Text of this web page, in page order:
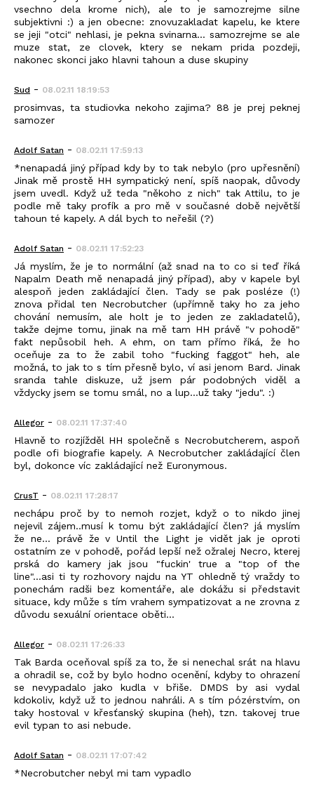
vsechno dela krome nich), ale to je samozrejme silne
subjektivni :) a jen obecne: znovuzakladat kapelu, ke ktere
se jeji "otci" nehlasi, je pekna svinarna... samozrejme se ale
muze stat, ze clovek, ktery se nekam prida pozdeji,
nakonec skonci jako hlavni tahoun a duse skupiny
Sud - 08.02.11 18:19:53
prosimvas, ta studiovka nekoho zajima? 88 je prej peknej
samozer
Adolf Satan - 08.02.11 17:59:13
*nenapadá jiný případ kdy by to tak nebylo (pro upřesnění)
Jinak mě prostě HH sympatický není, spíš naopak, důvody
jsem uvedl. Když už teda "někoho z nich" tak Attilu, to je
podle mě taky profík a pro mě v současné době největší
tahoun té kapely. A dál bych to neřešil (?)
Adolf Satan - 08.02.11 17:52:23
Já myslím, že je to normální (až snad na to co si teď říká
Napalm Death mě nenapadá jiný případ), aby v kapele byl
alespoň jeden zakládající člen. Tady se pak posléze (!)
znova přidal ten Necrobutcher (upřímně taky ho za jeho
chování nemusím, ale holt je to jeden ze zakladatelů),
takže dejme tomu, jinak na mě tam HH právě "v pohodě"
fakt nepůsobil heh. A ehm, on tam přímo říká, že ho
oceňuje za to že zabil toho "fucking faggot" heh, ale
možná, to jak to s tím přesně bylo, ví asi jenom Bard. Jinak
sranda tahle diskuze, už jsem pár podobných viděl a
vždycky jsem se tomu smál, no a lup...už taky "jedu". :)
Allegor - 08.02.11 17:37:40
Hlavně to rozjížděl HH společně s Necrobutcherem, aspoň
podle ofi biografie kapely. A Necrobutcher zakládající člen
byl, dokonce víc zakládající než Euronymous.
CrusT - 08.02.11 17:28:17
nechápu proč by to nemoh rozjet, když o to nikdo jinej
nejevil zájem..musí k tomu být zakládající člen? já myslím
že ne... právě že v Until the Light je vidět jak je oproti
ostatním ze v pohodě, pořád lepší než ožralej Necro, kterej
prská do kamery jak jsou "fuckin' true a "top of the
line"...asi ti ty rozhovory najdu na YT ohledně tý vraždy to
ponechám radši bez komentáře, ale dokážu si představit
situace, kdy může s tím vrahem sympatizovat a ne zrovna z
důvodu sexuální orientace oběti...
Allegor - 08.02.11 17:26:33
Tak Barda oceňoval spíš za to, že si nenechal srát na hlavu
a ohradil se, což by bylo hodno ocenění, kdyby to ohrazení
se nevypadalo jako kudla v břiše. DMDS by asi vydal
kdokoliv, když už to jednou nahráli. A s tím pózérstvím, on
taky hostoval v křesťanský skupina (heh), tzn. takovej true
evil typan to asi nebude.
Adolf Satan - 08.02.11 17:07:42
*Necrobutcher nebyl mi tam vypadlo